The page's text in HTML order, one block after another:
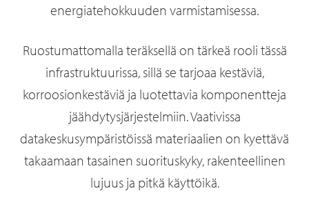
energiatehokkuuden varmistamisessa.
Ruostumattomalla teräksellä on tärkeä rooli tässä
infrastruktuurissa, sillä se tarjoaa kestäviä,
korroosionkestäviä ja luotettavia komponentteja
jäähdytysjärjestelmiin. Vaativissa
datakeskusympäristöissä materiaalien on kyettävä
takaamaan tasainen suorituskyky, rakenteellinen
lujuus ja pitkä käyttöikä.